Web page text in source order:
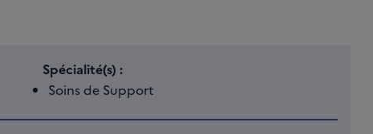
Spécialité(s) :
Soins de Support